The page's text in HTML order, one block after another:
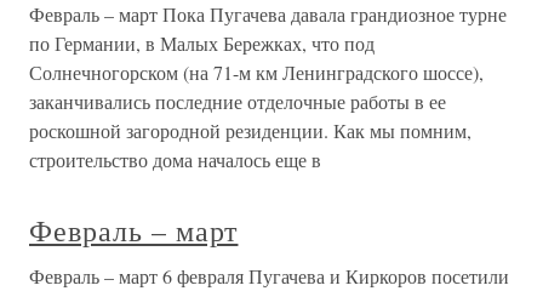
Февраль – март Пока Пугачева давала грандиозное турне
по Германии, в Малых Бережках, что под
Солнечногорском (на 71-м км Ленинградского шоссе),
заканчивались последние отделочные работы в ее
роскошной загородной резиденции. Как мы помним,
строительство дома началось еще в
Февраль – март
Февраль – март 6 февраля Пугачева и Киркоров посетили